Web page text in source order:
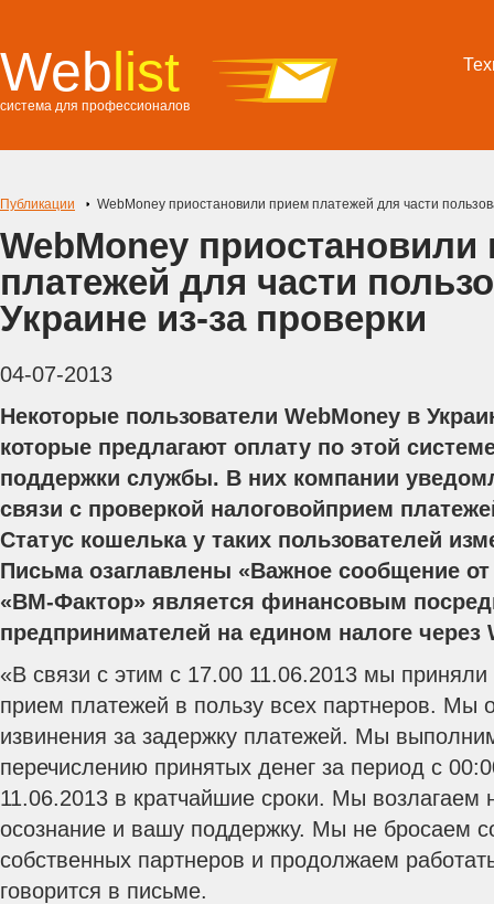
Weblist
система для профессионалов
Публикации WebMoney приостановили прием платежей для части
WebMoney приостановили
платежей для части
Украине из-за проверки
04-07-2013
Некоторые пользователи WebMoney в
которые предлагают оплату по этой
поддержки службы. В них компании
связи с проверкой налоговойприем
Статус кошелька у таких пользователей
Письма озаглавлены «Важное сообщение
«ВМ-Фактор» является финансовым
предпринимателей на едином налоге через
«В связи с этим с 17.00 11.06.2013 мы
прием платежей в пользу всех партнеров. Мы
извинения за задержку платежей. Мы
перечислению принятых денег за период с
11.06.2013 в кратчайшие сроки. Мы
осознание и вашу поддержку. Мы не бросаем
собственных партнеров и продолжаем
говорится в письме.